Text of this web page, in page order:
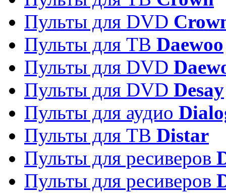
Пульты для DVD
Пульты для ТВ Daewoo
Пульты для DVD
Пульты для DVD Desay
Пульты для аудио
Пульты для ТВ Distar
Пульты для ресиверов
Пульты для ресиверов